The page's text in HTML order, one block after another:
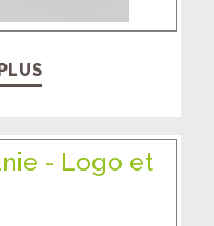
- Logo et